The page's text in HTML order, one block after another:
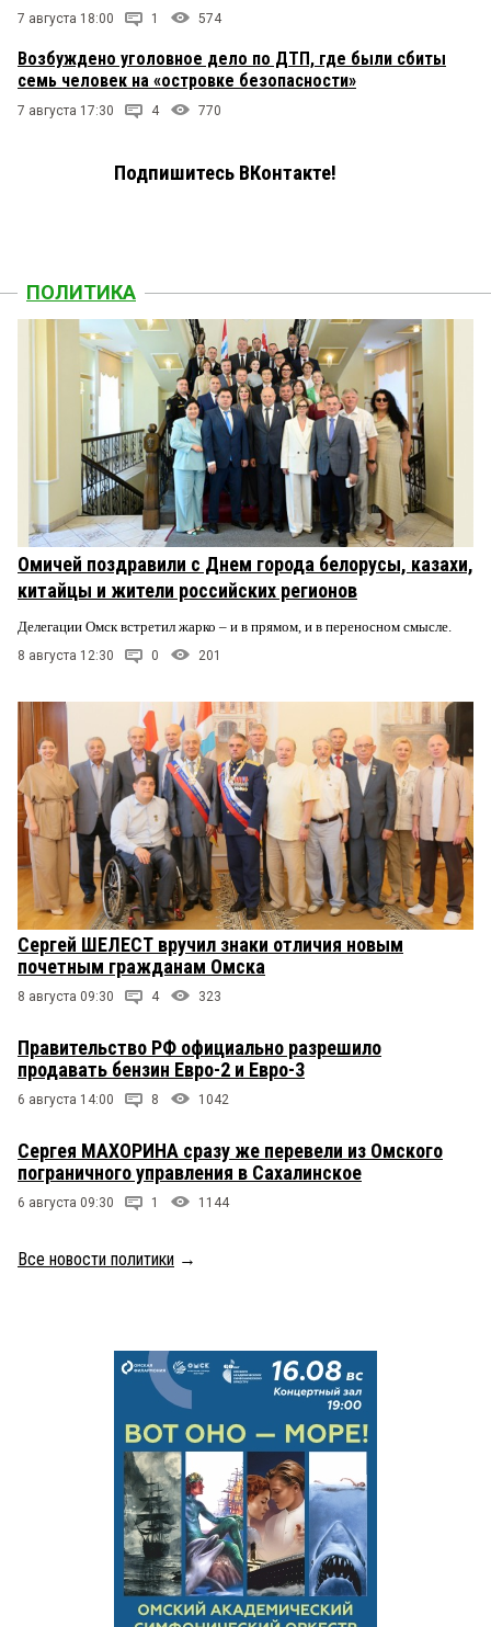
7 августа 18:00 1 574
Возбуждено уголовное дело по ДТП, где были сбиты
семь человек на «островке безопасности»
7 августа 17:30 4 770
Подпишитесь ВКонтакте!
ПОЛИТИКА
Омичей поздравили с Днем города белорусы, казахи,
китайцы и жители российских регионов
Делегации Омск встретил жарко – и в прямом, и в переносном смысле.
8 августа 12:30 0 201
Сергей ШЕЛЕСТ вручил знаки отличия новым
почетным гражданам Омска
8 августа 09:30 4 323
Правительство РФ официально разрешило
продавать бензин Евро-2 и Евро-3
6 августа 14:00 8 1042
Сергея МАХОРИНА сразу же перевели из Омского
пограничного управления в Сахалинское
6 августа 09:30 1 1144
Все новости политики →